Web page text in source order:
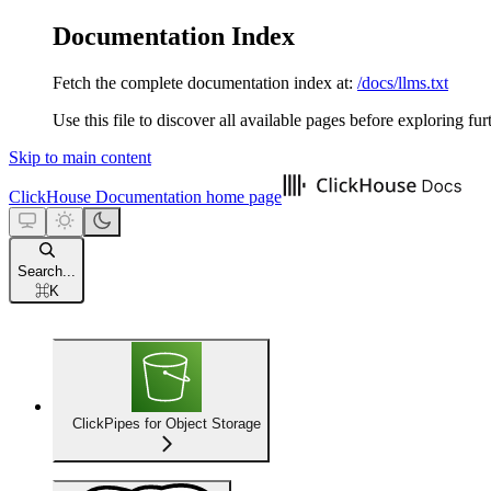
Documentation Index
Fetch the complete documentation index at: /docs/llms.txt
Use this file to discover all available pages before exploring
Skip to main content
ClickHouse Documentation home page
Search...
⌘K
ClickPipes for Object Storage